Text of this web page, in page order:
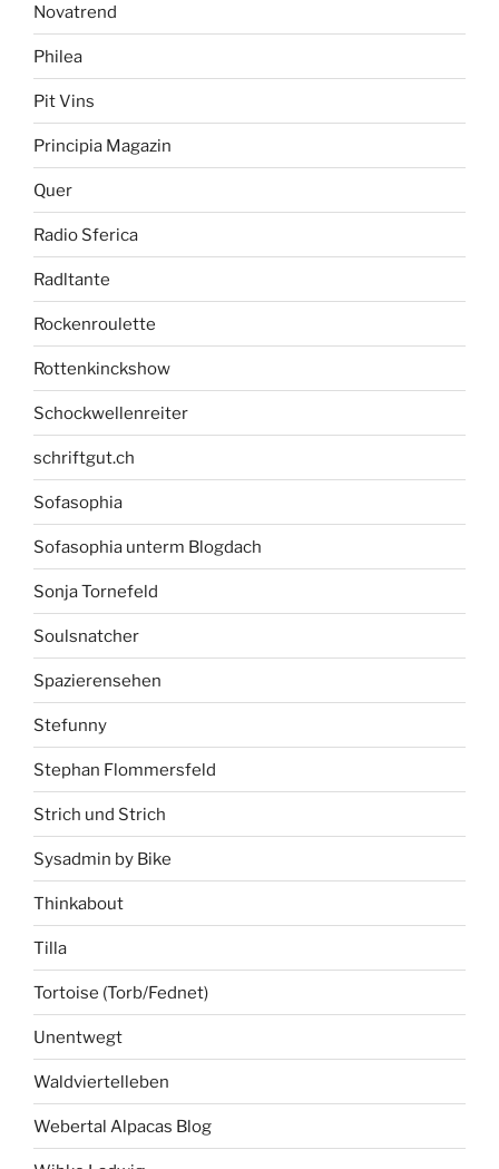
Novatrend
Philea
Pit Vins
Principia Magazin
Quer
Radio Sferica
Radltante
Rockenroulette
Rottenkinckshow
Schockwellenreiter
schriftgut.ch
Sofasophia
Sofasophia unterm Blogdach
Sonja Tornefeld
Soulsnatcher
Spazierensehen
Stefunny
Stephan Flommersfeld
Strich und Strich
Sysadmin by Bike
Thinkabout
Tilla
Tortoise (Torb/Fednet)
Unentwegt
Waldviertelleben
Webertal Alpacas Blog